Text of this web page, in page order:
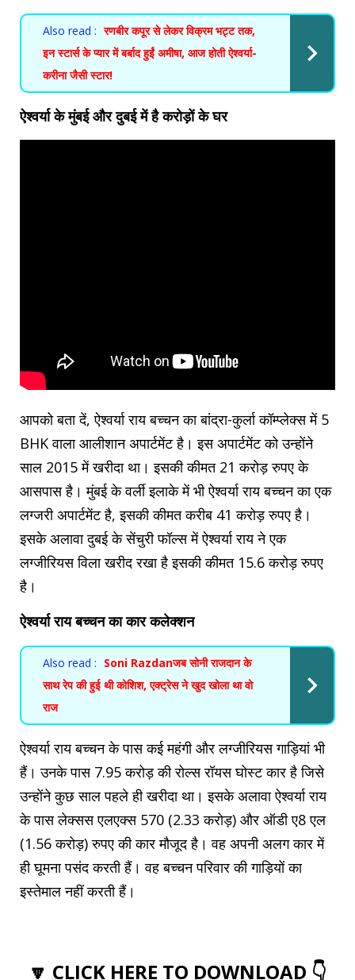
Also read : रणबीर कपूर से लेकर विक्रम भट्ट तक,
इन स्टार्स के प्यार में बर्बाद हुईं अमीषा, आज होती ऐश्वर्या-
करीना जैसी स्टार!
ऐश्वर्या के मुंबई और दुबई में है करोड़ों के घर
आपको बता दें, ऐश्वर्या राय बच्चन का बांद्रा-कुर्ला कॉम्प्लेक्स में 5
BHK वाला आलीशान अपार्टमेंट है। इस अपार्टमेंट को उन्होंने
साल 2015 में खरीदा था। इसकी कीमत 21 करोड़ रुपए के
आसपास है। मुंबई के वर्ली इलाके में भी ऐश्वर्या राय बच्चन का एक
लग्जरी अपार्टमेंट है, इसकी कीमत करीब 41 करोड़ रुपए है।
इसके अलावा दुबई के सेंचुरी फॉल्स में ऐश्वर्या राय ने एक
लग्जीरियस विला खरीद रखा है इसकी कीमत 15.6 करोड़ रुपए
है।
ऐश्वर्या राय बच्चन का कार कलेक्शन
Also read : Soni Razdanजब सोनी राजदान के
साथ रेप की हुई थी कोशिश, एक्ट्रेस ने खुद खोला था वो
राज
ऐश्वर्या राय बच्चन के पास कई महंगी और लग्जीरियस गाड़ियां भी
हैं। उनके पास 7.95 करोड़ की रोल्स रॉयस घोस्ट कार है जिसे
उन्होंने कुछ साल पहले ही खरीदा था। इसके अलावा ऐश्वर्या राय
के पास लेक्सस एलएक्स 570 (2.33 करोड़) और ऑडी ए8 एल
(1.56 करोड़) रुपए की कार मौजूद है। वह अपनी अलग कार में
ही घूमना पसंद करती हैं। वह बच्चन परिवार की गाड़ियों का
इस्तेमाल नहीं करती हैं।
🔽 CLICK HERE TO DOWNLOAD 👇